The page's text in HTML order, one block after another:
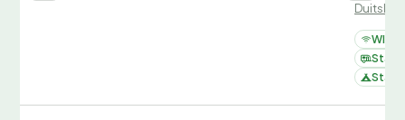
WIFI